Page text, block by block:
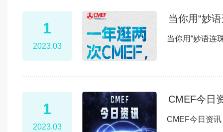
1
2023.03
当你用“妙
当你用“妙语连
1
2023.03
CMEF今日
CMEF今日资